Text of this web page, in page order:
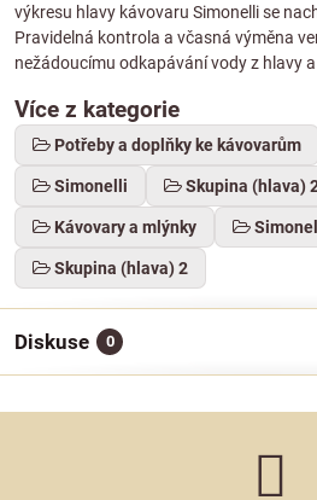
výkresu hlavy kávovaru Simonelli se
Pravidelná kontrola a včasná výměna
nežádoucímu odkapávání vody z hlavy
Více z kategorie
Potřeby a doplňky ke kávovarům
Simonelli Skupina (hlava)
Kávovary a mlýnky
Skupina (hlava) 2
Diskuse 0